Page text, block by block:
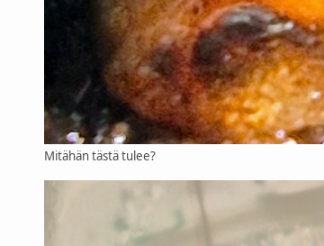
Mitähän tästä tulee?